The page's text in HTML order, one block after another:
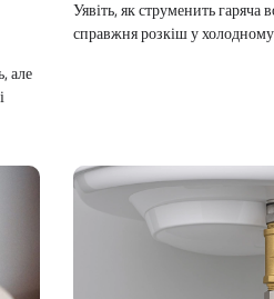
але
Уявіть, як струменить гаряча
справжня розкіш у холодному